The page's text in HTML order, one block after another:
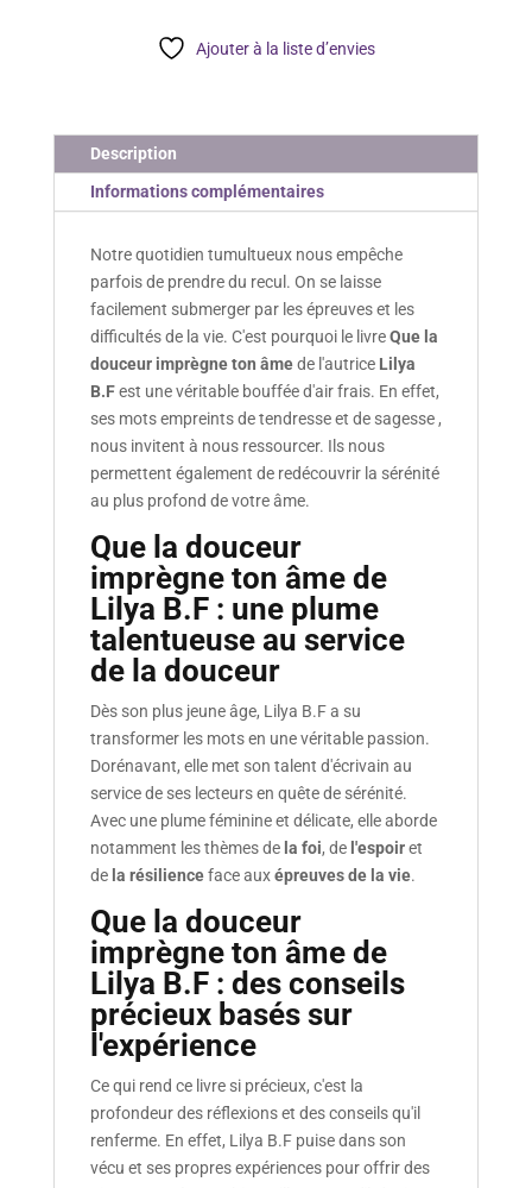
Imprègne
Ajouter à la liste d’envies
Description
Informations complémentaires
Notre quotidien tumultueux nous empêche
parfois de prendre du recul. On se laisse
facilement submerger par les épreuves et les
difficultés de la vie. C'est pourquoi le livreQue la
douceur imprègne ton âmede l'autrice Lilya
B.Fest une véritable bouffée d'air frais. En effet,
ses mots empreints de tendresse et de sagesse ,
nous invitent à nous ressourcer. Ils nous
permettent également de redécouvrir la sérénité
au plus profond de votre âme.
Que la douceur
imprègne ton âme de
Lilya B.F : une plume
talentueuse au service
de la douceur
Dès son plus jeune âge, Lilya B.F a su
transformer les mots en une véritable passion.
Dorénavant, elle met son talent d'écrivain au
service de ses lecteurs en quête de sérénité.
Avec une plume féminine et délicate, elle aborde
notamment les thèmes de la foi, de l'espoiret
de la résilienceface auxépreuves de la vie.
Que la douceur
imprègne ton âme de
Lilya B.F : des conseils
précieux basés sur
l'expérience
Ce qui rend ce livre si précieux, c'est la
profondeur des réflexions et des conseils qu'il
renferme. En effet, Lilya B.F puise dans son
vécu et ses propres expériences pour offrir des